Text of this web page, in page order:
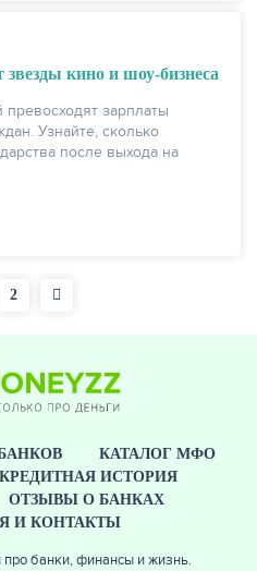
кино и шоу-бизнеса
зарплаты
Узнайте, сколько
после выхода на
Страница
2
КАТАЛОГ МФО
КРЕДИТНАЯ ИСТОРИЯ
ОТЗЫВЫ О БАНКАХ
И КОНТАКТЫ
банки, финансы и жизнь.